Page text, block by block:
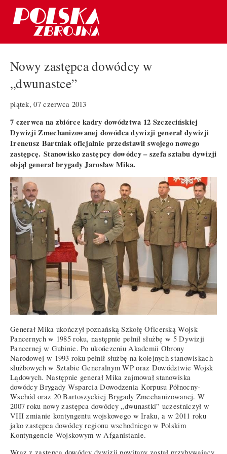
Nowy zastępca dowódcy w
„dwunastce”
piątek, 07 czerwca 2013
7 czerwca na zbiórce kadry dowództwa 12 Szczecińskiej
Dywizji Zmechanizowanej dowódca dywizji generał dywizji
Ireneusz Bartniak oficjalnie przedstawił swojego nowego
zastępcę. Stanowisko zastępcy dowódcy – szefa sztabu dywizji
objął generał brygady Jarosław Mika.
Generał Mika ukończył poznańską Szkołę Oficerską Wojsk
Pancernych w 1985 roku, następnie pełnił służbę w 5 Dywizji
Pancernej w Gubinie. Po ukończeniu Akademii Obrony
Narodowej w 1993 roku pełnił służbę na kolejnych stanowiskach
służbowych w Sztabie Generalnym WP oraz Dowództwie Wojsk
Lądowych. Następnie generał Mika zajmował stanowiska
dowódcy Brygady Wsparcia Dowodzenia Korpusu Północny-
Wschód oraz 20 Bartoszyckiej Brygady Zmechanizowanej. W
2007 roku nowy zastępca dowódcy „dwunastki” uczestniczył w
VIII zmianie kontyngentu wojskowego w Iraku, a w 2011 roku
jako zastępca dowódcy regionu wschodniego w Polskim
Kontyngencie Wojskowym w Afganistanie.
Wraz z zastępcą dowódcy dywizji powitany został przybywający